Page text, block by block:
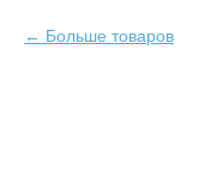
Больше товаров